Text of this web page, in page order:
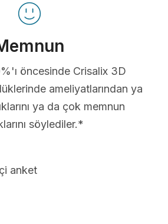
öncesinde Crisalix 3D
ameliyatlarından ya
ya da çok memnun
söylediler.*
anket